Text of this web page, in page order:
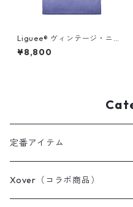
Liguee®️ ヴィンテージ・ニュ
アンス Tシャツ（刺繍ロゴ）マ
リンブルー
¥8,800
定番アイテム
Tシャツ / カットソー
Xover（コラボ商品）